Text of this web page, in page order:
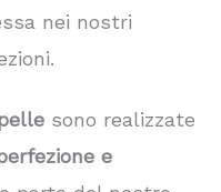
nei nostri
sono realizzate
e